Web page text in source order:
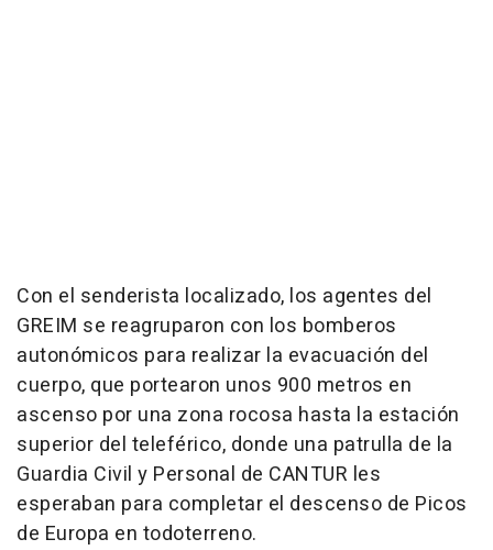
Con el senderista localizado, los agentes del
GREIM se reagruparon con los bomberos
autonómicos para realizar la evacuación del
cuerpo, que portearon unos 900 metros en
ascenso por una zona rocosa hasta la estación
superior del teleférico, donde una patrulla de la
Guardia Civil y Personal de CANTUR les
esperaban para completar el descenso de Picos
de Europa en todoterreno.